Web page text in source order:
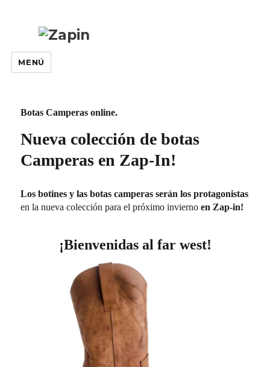
MENÚ
Botas Camperas online.
Nueva colección de botas
Camperas en Zap-In!
Los botines y las botas camperas serán los protagonistas
en la nueva colección para el próximo inviernoen Zap-in!
¡Bienvenidas al far west!